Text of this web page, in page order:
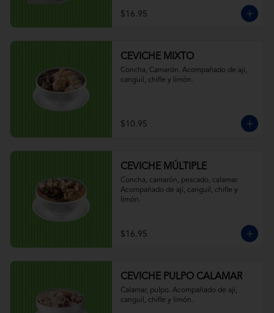
$16.95
CEVICHE MIXTO
Concha, Camarón. Acompañado de ají,
canguil, chifle y limón.
$10.95
CEVICHE MÚLTIPLE
Concha, camarón, pescado, calamar.
Acompañado de ají, canguil, chifle y
limón.
$16.95
CEVICHE PULPO CALAMAR
Calamar, pulpo. Acompañado de ají,
canguil, chifle y limón.